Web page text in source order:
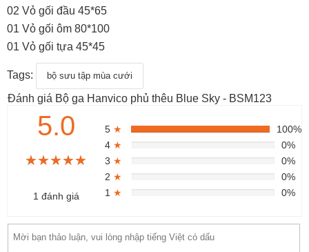
02 Vỏ gối đầu 45*65
01 Vỏ gối ôm 80*100
01 Vỏ gối tựa 45*45
Tags: bộ sưu tập mùa cưới
Đánh giá Bộ ga Hanvico phủ thêu Blue Sky - BSM123
5.0
★★★★★
★★★★★
★★★★★
1 đánh giá
5 ★
100%
4 ★
0%
3 ★
0%
2 ★
0%
1 ★ 0%